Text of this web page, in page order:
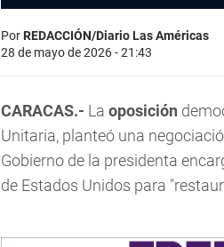
PorREDACCIÓN/Diario Las Américas
28 de mayo de 2026 - 21:43
CARACAS.- La oposición
Unitaria, planteó una
Gobierno de la presidenta
de Estados Unidos para